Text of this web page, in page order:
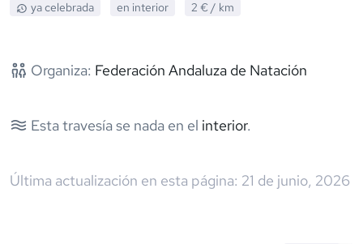
ya celebrada en interior 2 € / km
Organiza: Federación Andaluza de Natación
Esta travesía se nada en el interior.
Última actualización en esta página: 21 de junio, 2026